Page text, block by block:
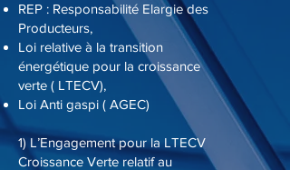
REP : Responsabilité Elargie des
Producteurs,
Loi relative à la transition
énergétique pour la croissance
verte ( LTECV),
Loi Anti gaspi ( AGEC)
1) L’Engagement pour la LTECV
Croissance Verte relatif au